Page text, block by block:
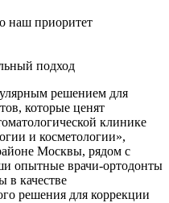
наш приоритет
подход
решением для
которые ценят
клинике
и косметологии»,
Москвы, рядом с
опытные врачи-ортодонты
в качестве
решения для коррекции